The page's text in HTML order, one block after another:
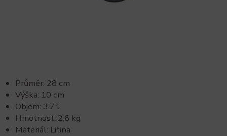
Průměr: 28 cm
Výška: 10 cm
Objem: 3,7 l
Hmotnost: 2,6 kg
Materiál: Litina